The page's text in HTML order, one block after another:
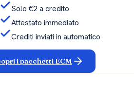
Solo €2 a credito
Attestato immediato
Crediti inviati in automatico
i pacchetti ECM